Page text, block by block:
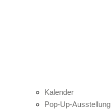
Kalender
Pop-Up-Ausstellung